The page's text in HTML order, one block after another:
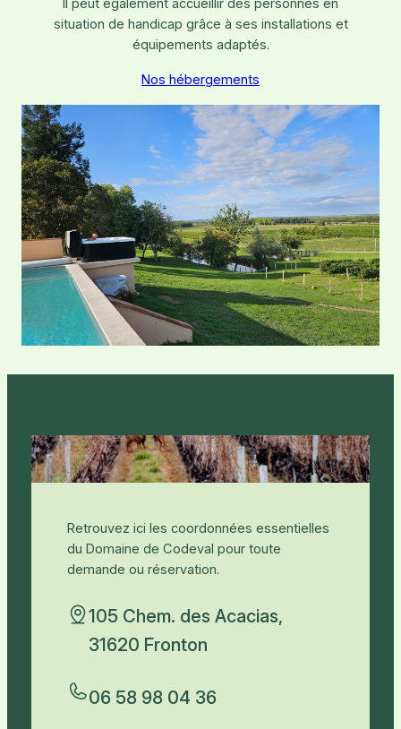
Il peut également accueillir des personnes en
situation de handicap grâce à ses installations et
équipements adaptés.
Nos hébergements
Retrouvez ici les coordonnées essentielles
du Domaine de Codeval pour toute
demande ou réservation.
105 Chem. des Acacias,
31620 Fronton
06 58 98 04 36